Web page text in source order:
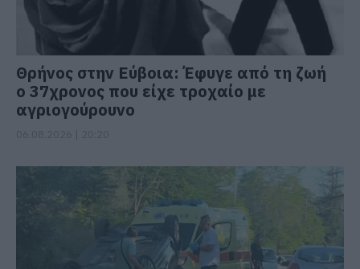
Θρήνος στην Εύβοια: Έφυγε από τη ζωή
ο 37χρονος που είχε τροχαίο με
αγριογούρουνο